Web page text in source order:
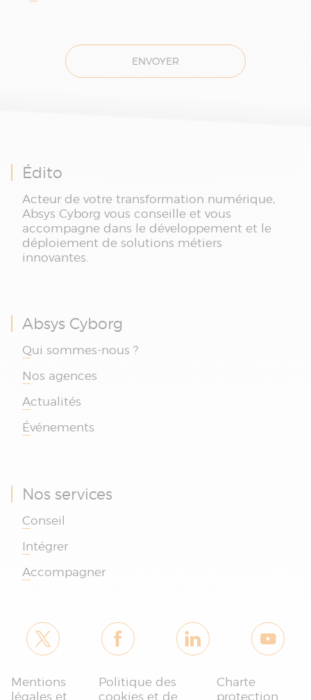
ENVOYER
Édito
Acteur de votre transformation numérique,
Absys Cyborg vous conseille et vous
accompagne dans le développement et le
déploiement de solutions métiers
innovantes.
Absys Cyborg
Qui sommes-nous ?
Nos agences
Actualités
Événements
Nos services
Conseil
Intégrer
Accompagner
Mentions
légales et
Politique des
cookies et de
Charte
protection
Je suis le chatbot
d'Absys Cyborg